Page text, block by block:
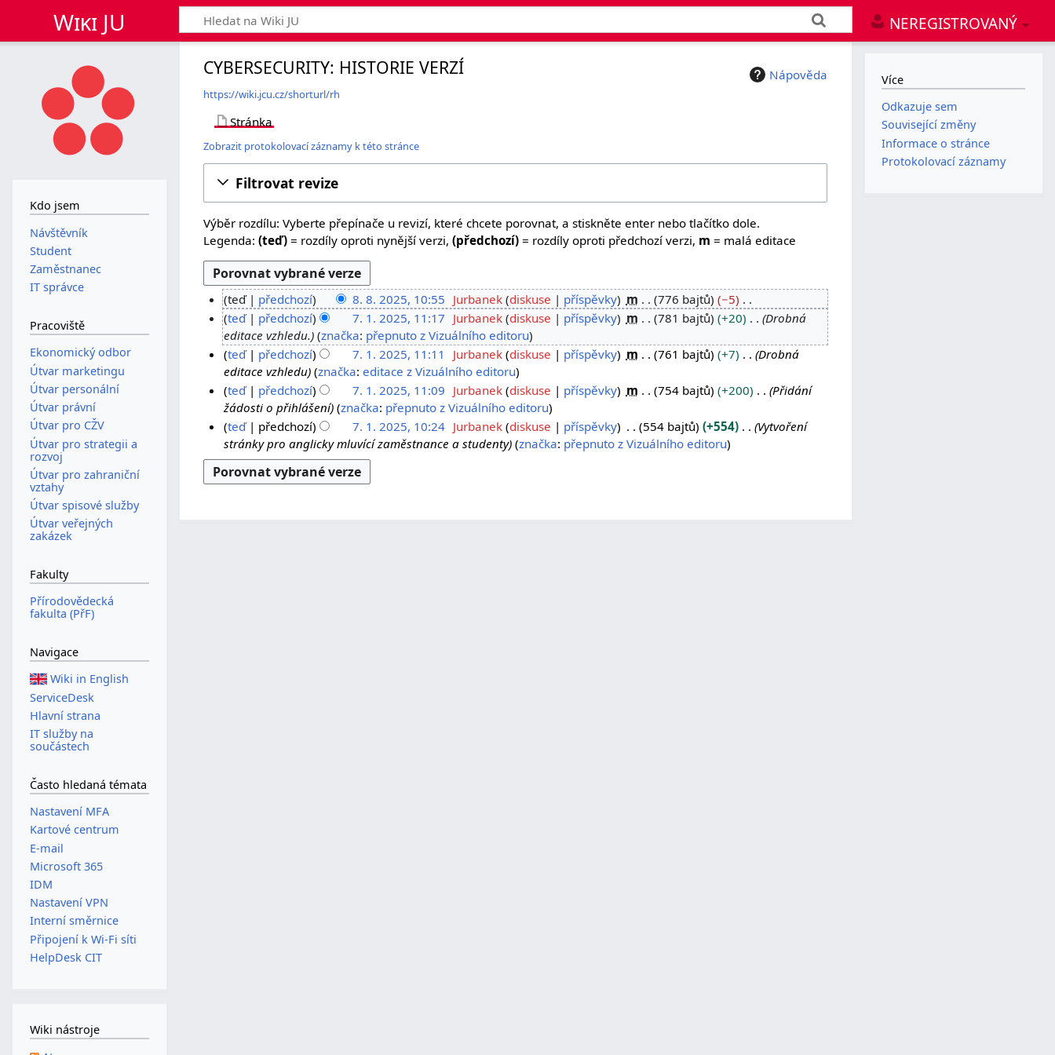
NEREGISTROVANÝ
Wiki JU
Nápověda
CYBERSECURITY: HISTORIE VERZÍ
https://wiki.jcu.cz/shorturl/rh
Stránka
Zobrazit protokolovací záznamy k této stránce
Filtrovat revize
Výběr rozdílu: Vyberte přepínače u revizí, které chcete porovnat, a stiskněte enter nebo tlačítko dole.
Legenda:(teď) = rozdíly oproti nynější verzi,(předchozí) = rozdíly oproti předchozí verzi, m = malá editace
8
8
2
2
teď předchozí 8. 8. 2025, 10:55 Jurbanek diskuse příspěvky m 776 bajtů
−5
B
e
z
s
h
r
u
t
í
e
i
0
5
teď předchozí 7. 1. 2025, 11:17 Jurbanek diskuse příspěvky m 781 bajtů +20
Drobná
editace vzhledu.
značka: přepnuto z Vizuálního editoru
teď
předchozí 7. 1. 2025, 11:11 Jurbanek diskuse příspěvky m 761 bajtů +7
Drobná
editace vzhledu
značka: editace z Vizuálního editoru
teď
předchozí 7. 1. 2025, 11:09 Jurbanek diskuse příspěvky m 754 bajtů +200
Přidání
žádosti o přihlášení
značka: přepnuto z Vizuálního editoru
teď
předchozí 7. 1. 2025, 10:24 Jurbanek diskuse příspěvky 554 bajtů +554
Vytvoření
stránky pro anglicky mluvící zaměstnance a studenty
značka: přepnuto z Vizuálního editoru
Kdo jsem
Návštěvník
Student
Zaměstnanec
IT správce
Pracoviště
Ekonomický odbor
Útvar marketingu
Útvar personální
Útvar právní
Útvar pro CŽV
Útvar pro strategii a
rozvoj
Útvar pro zahraniční
vztahy
Útvar spisové služby
Útvar veřejných
zakázek
Fakulty
Přírodovědecká
fakulta (PřF)
Navigace
Wiki in English
ServiceDesk
Hlavní strana
IT služby na
součástech
Často hledaná témata
Nastavení MFA
Kartové centrum
E-mail
Microsoft 365
IDM
Nastavení VPN
Interní směrnice
Připojení k Wi-Fi síti
HelpDesk CIT
Wiki nástroje
Více
Odkazuje sem
Související změny
Informace o stránce
Protokolovací záznamy